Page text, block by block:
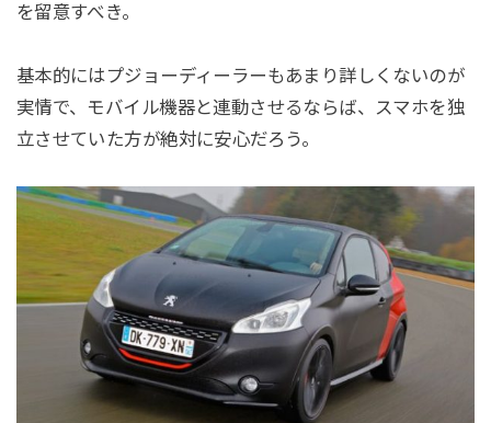
を留意すべき。
基本的にはプジョーディーラーもあまり詳しくないのが
実情で、モバイル機器と連動させるならば、スマホを独
立させていた方が絶対に安心だろう。